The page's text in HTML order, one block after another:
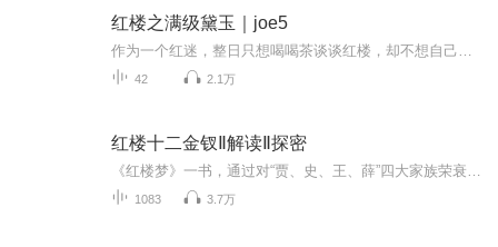
红楼之满级黛玉｜joe5
42 2.1万
红楼十二金钗Ⅱ解读Ⅱ探密
1083 3.7万